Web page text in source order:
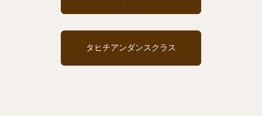
タヒチアンダンスクラス